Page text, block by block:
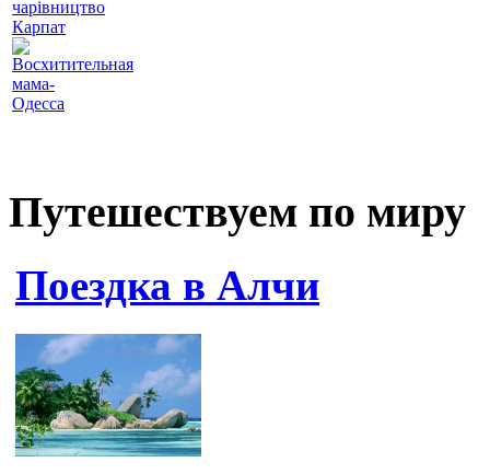
чарівництво
Карпат
Восхитительная
мама-
Одесса
Путешествуем по миру
Поездка в Алчи